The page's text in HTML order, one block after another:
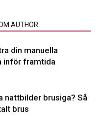
AUTHOR
din manuella
inför framtida
nattbilder brusiga? Så
brus